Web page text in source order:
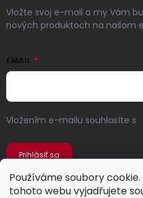
Používáme soubory
tohoto webu vyjadřujete
Vložte svoj e-mail a my Vám
nových produktoch na našom
EMAIL
Vložením e-mailu souhlasíte s
Prihlásiť sa